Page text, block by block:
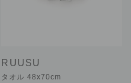
RUUSU
タオル 48x70cm